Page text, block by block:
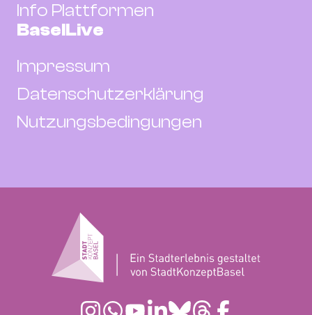
Info Plattformen
BaselLive
Impressum
Datenschutzerklärung
Nutzungsbedingungen